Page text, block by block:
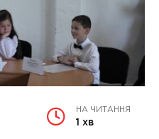
НА ЧИТАННЯ
1 хв